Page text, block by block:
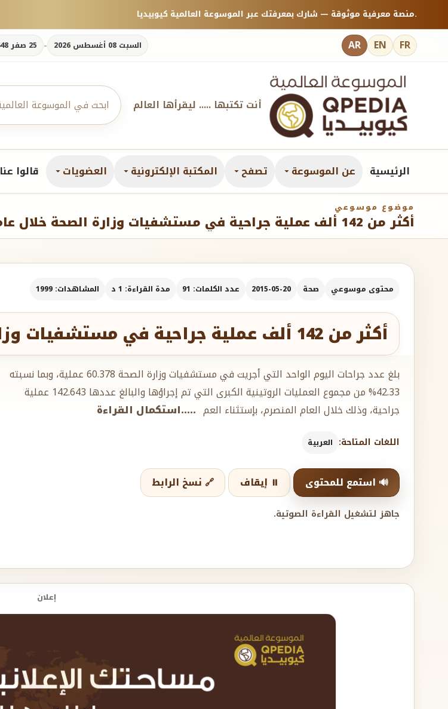
منصة معرفية موثوقة — شارك بمعرفتك عبر الموسوعة العالمية كيوبيديا.
السبت 08 أغسطس 2026 - 25 صفر 1448 AR EN FR
أنت تكتبها ..... ليقرأها العالم
الرئيسية عن الموسوعة تصفح المكتبة الإلكترونية العضويات قالوا عنا
موضوع موسوعي
أكثر من 142 ألف عملية جراحية في مستشفيات وزارة الصحة خلال عام
محتوى موسوعي صحة 2015-05-20 عدد الكلمات: 91 مدة القراءة: 1 د المشاهدات: 1999
أكثر من 142 ألف عملية جراحية في مستشفيات وزارة الصحة خلال عام
بلغ عدد جراحات اليوم الواحد التي أجريت في مستشفيات وزارة الصحة 60.378 عملية، وبما نسبته
42.33% من مجموع العمليات الروتينية الكبرى التي تم إجراؤها والبالغ عددها 142.643 عملية
جراحية، وذلك خلال العام المنصرم، بإستثناء العم .....استكمال القراءة
اللغات المتاحة: العربية
🔊 استمع للمحتوى ⏸️ إيقاف 🔗 نسخ الرابط
جاهز لتشغيل القراءة الصوتية.
إعلان